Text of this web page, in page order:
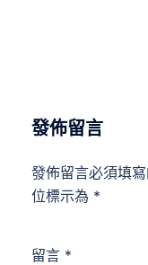
發佈留言
發佈留言必須填
位標示為 *
留言 *